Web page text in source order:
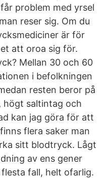
problem med yrsel
reser sig. Om du
är för
att oroa sig för.
Mellan 30 och 60
i befolkningen
resten beror på
högt saltintag och
kan jag göra för att
flera saker man
sitt blodtryck. Lågt
av ens gener
fall, helt ofarlig.